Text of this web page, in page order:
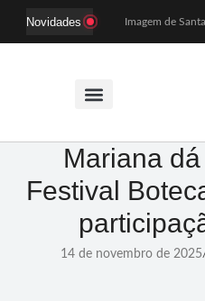
Novidades
Mariana
Festival
14 de novembro de 2025